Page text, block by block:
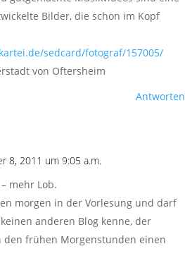
Bilder, die schon im Kopf
sedcard/fotograf/157005/
von Oftersheim
Antworten
8, 2011 um 9:05 a.m.
mehr Lob.
morgen in der Vorlesung und darf
anderen Blog kenne, der
den frühen Morgenstunden einen